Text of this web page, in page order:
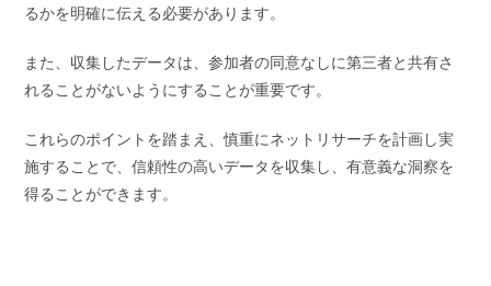
るかを明確に伝える必要があります。
また、収集したデータは、参加者の同意なしに第三者と共有さ
れることがないようにすることが重要です。
これらのポイントを踏まえ、慎重にネットリサーチを計画し実
施することで、信頼性の高いデータを収集し、有意義な洞察を
得ることができます。